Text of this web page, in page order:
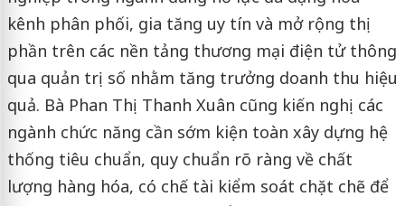
kênh phân phối, gia tăng uy tín và mở rộng thị
phần trên các nền tảng thương mại điện tử thông
qua quản trị số nhằm tăng trưởng doanh thu hiệu
quả. Bà Phan Thị Thanh Xuân cũng kiến nghị các
ngành chức năng cần sớm kiện toàn xây dựng hệ
thống tiêu chuẩn, quy chuẩn rõ ràng về chất
lượng hàng hóa, có chế tài kiểm soát chặt chẽ để